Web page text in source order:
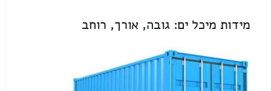
מידות מיכל ים: גובה, אורך, רוחב